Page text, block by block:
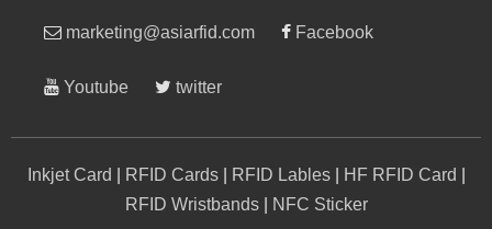
marketing@asiarfid.com Facebook
Youtube twitter
Inkjet Card RFID Cards| RFID Lables| HF RFID Card
RFID Wristbands| NFC Sticker